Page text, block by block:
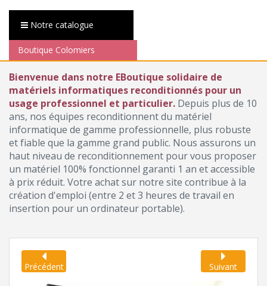
Notre catalogue
Boutique Colomiers
Bienvenue dans notre EBoutique solidaire de
matériels informatiques reconditionnés pour un
usage professionnel et particulier. Depuis plus de 10
ans, nos équipes reconditionnent du matériel
informatique de gamme professionnelle, plus robuste
et fiable que la gamme grand public. Nous assurons un
haut niveau de reconditionnement pour vous proposer
un matériel 100% fonctionnel garanti 1 an et accessible
à prix réduit. Votre achat sur notre site contribue à la
création d'emploi (entre 2 et 3 heures de travail en
insertion pour un ordinateur portable).
Précédent Suivant